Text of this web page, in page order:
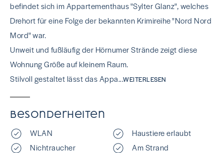
befindet sich im Appartementhaus "Sylter Glanz", welches
Drehort für eine Folge der bekannten Krimireihe "Nord Nord
Mord" war.
Unweit und fußläufig der Hörnumer Strände zeigt diese
Wohnung Größe auf kleinem Raum.
Stilvoll gestaltet lässt das Appa...WEITERLESEN
Besonderheiten
WLAN
Haustiere erlaubt
Nichtraucher
Am Strand